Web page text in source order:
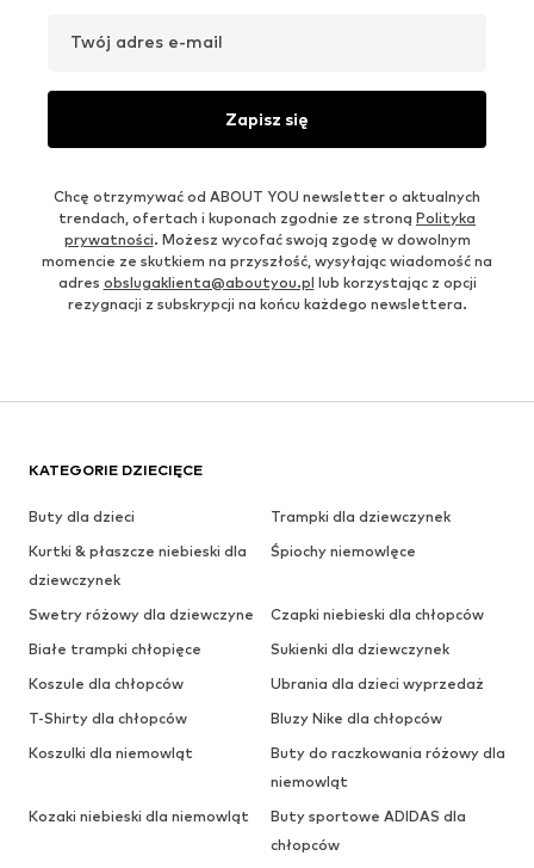
Twój adres e-mail
Zapisz się
Chcę otrzymywać od ABOUT YOU newsletter o aktualnych
trendach, ofertach i kuponach zgodnie ze stroną Polityka
prywatności. Możesz wycofać swoją zgodę w dowolnym
momencie ze skutkiem na przyszłość, wysyłając wiadomość na
adres obslugaklienta@aboutyou.pl lub korzystając z opcji
rezygnacji z subskrypcji na końcu każdego newslettera.
KATEGORIE DZIECIĘCE
Buty dla dzieci
Trampki dla dziewczynek
Kurtki & płaszcze niebieski dla
dziewczynek
Śpiochy niemowlęce
Swetry różowy dla dziewczyne
Czapki niebieski dla chłopców
Białe trampki chłopięce
Sukienki dla dziewczynek
Koszule dla chłopców
Ubrania dla dzieci wyprzedaż
T-Shirty dla chłopców
Bluzy Nike dla chłopców
Koszulki dla niemowląt
Buty do raczkowania różowy dla
niemowląt
Kozaki niebieski dla niemowląt
Buty sportowe ADIDAS dla
chłopców